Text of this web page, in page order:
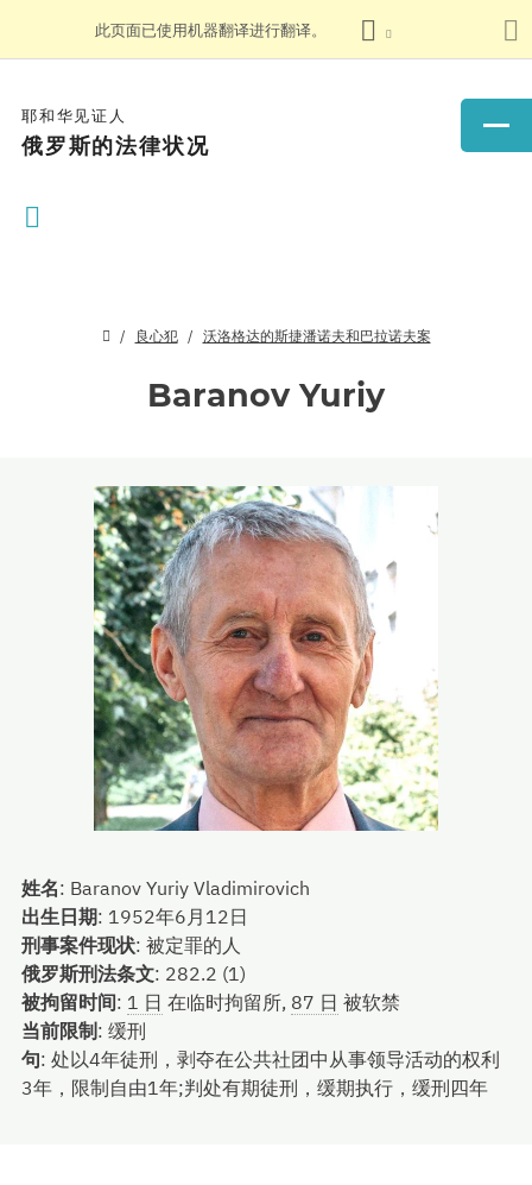
此页面已使用机器翻译进行翻译。
耶和华见证人
俄罗斯的法律状况
良心犯 沃洛格达的斯捷潘诺夫和巴拉诺夫案
Baranov Yuriy
姓名: Baranov Yuriy Vladimirovich
出生日期: 1952年6月12日
刑事案件现状: 被定罪的人
俄罗斯刑法条文: 282.2 (1)
被拘留时间: 1 日 在临时拘留所, 87 日 被软禁
当前限制: 缓刑
句: 处以4年徒刑，剥夺在公共社团中从事领导活动的权利
3年，限制自由1年;判处有期徒刑，缓期执行，缓刑四年